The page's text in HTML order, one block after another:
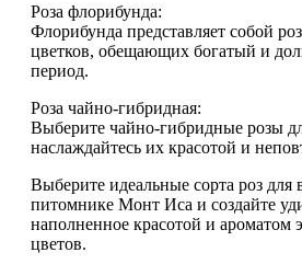
Роза флорибунда:
Флорибунда представляет собой
цветков, обещающих богатый и
период.
Роза чайно-гибридная:
Выберите чайно-гибридные розы
наслаждайтесь их красотой и
Выберите идеальные сорта роз для
питомнике Монт Иса и создайте
наполненное красотой и ароматом
цветов.